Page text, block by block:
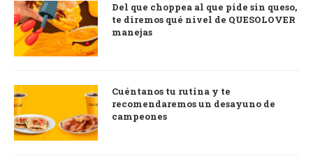
Del que choppea al que pide sin queso,
te diremos qué nivel de QUESOLOVER
manejas
Cuéntanos tu rutina y te
recomendaremos un desayuno de
campeones